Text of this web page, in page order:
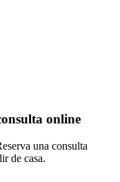
online
una consulta
de casa.